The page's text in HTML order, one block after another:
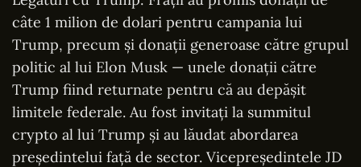
câte 1 milion de dolari pentru campania lui
Trump, precum și donații generoase către grupul
politic al lui Elon Musk — unele donații către
Trump fiind returnate pentru că au depășit
limitele federale. Au fost invitați la summitul
crypto al lui Trump și au lăudat abordarea
președintelui față de sector. Vicepreședintele JD